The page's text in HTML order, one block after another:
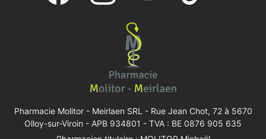
Pharmacie Molitor - Meirlaen SRL - Rue Jean Chot, 72 à 5670
Olloy-sur-Viroin - APB 934801 - TVA : BE 0876 905 635